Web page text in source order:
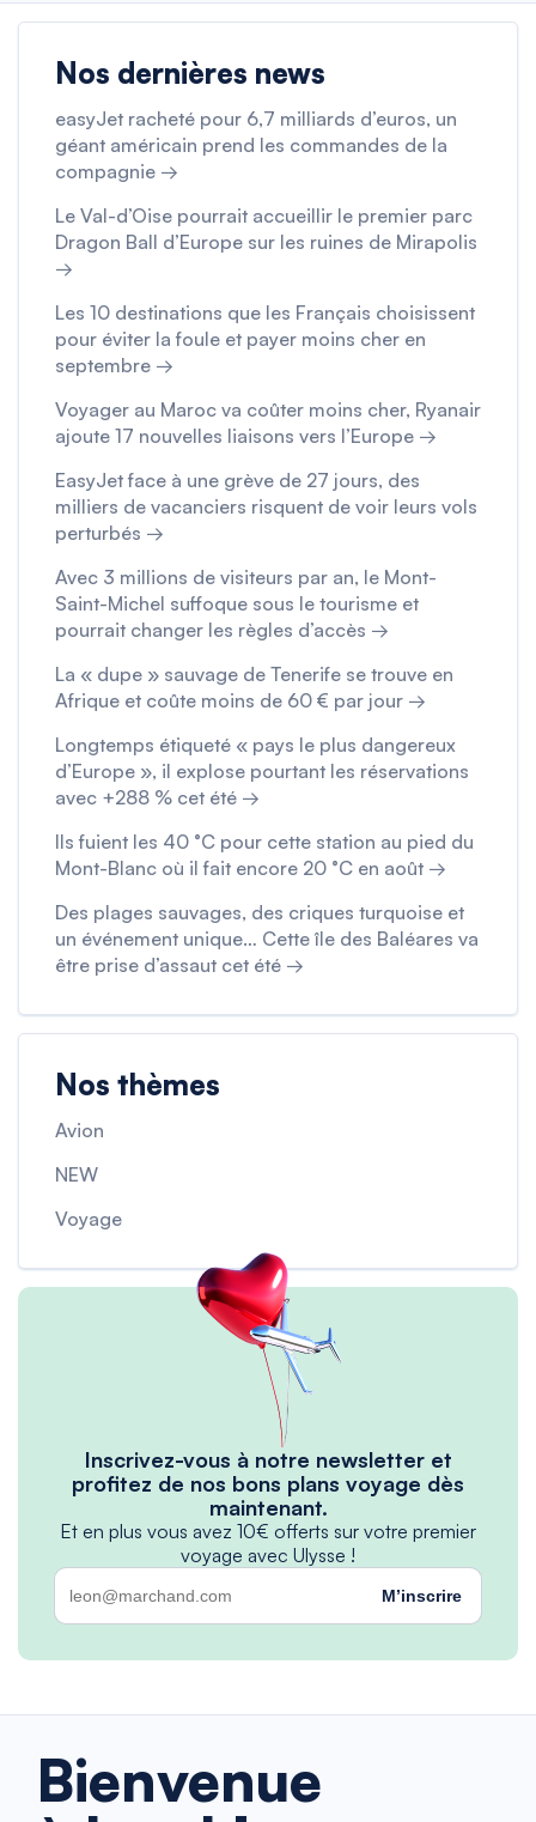
Nos dernières news
easyJet racheté pour 6,7 milliards d’euros, un
géant américain prend les commandes de la
compagnie →
Le Val-d’Oise pourrait accueillir le premier parc
Dragon Ball d’Europe sur les ruines de Mirapolis
→
Les 10 destinations que les Français choisissent
pour éviter la foule et payer moins cher en
septembre →
Voyager au Maroc va coûter moins cher, Ryanair
ajoute 17 nouvelles liaisons vers l’Europe →
EasyJet face à une grève de 27 jours, des
milliers de vacanciers risquent de voir leurs vols
perturbés →
Avec 3 millions de visiteurs par an, le Mont-
Saint-Michel suffoque sous le tourisme et
pourrait changer les règles d’accès →
La « dupe » sauvage de Tenerife se trouve en
Afrique et coûte moins de 60 € par jour →
Longtemps étiqueté « pays le plus dangereux
d’Europe », il explose pourtant les réservations
avec +288 % cet été →
Ils fuient les 40 °C pour cette station au pied du
Mont-Blanc où il fait encore 20 °C en août →
Des plages sauvages, des criques turquoise et
un événement unique… Cette île des Baléares va
être prise d’assaut cet été →
Nos thèmes
Avion
NEW
Voyage
Inscrivez-vous à notre newsletter et
profitez de nos bons plans voyage dès
maintenant.
Et en plus vous avez 10€ offerts sur votre premier
voyage avec Ulysse !
M’inscrire
Bienvenue